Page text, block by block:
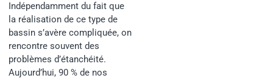
Indépendamment du fait que
la réalisation de ce type de
bassin s’avère compliquée, on
rencontre souvent des
problèmes d’étanchéité.
Aujourd’hui, 90 % de nos